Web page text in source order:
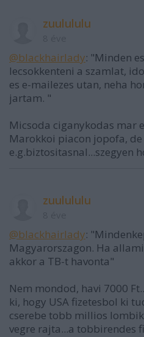
zuulululu
@blackhairlady: "Minden
lecsokkenteni a szamlat,
es e-mailezes utan, neha
jartam. "
Micsoda ciganykodas mar
Marokkoi piacon jopofa, de
e.g.biztositasnal...szegyen
zuulululu
@blackhairlady:
Magyarorszagon. Ha
akkor a TB-t havonta"
Nem mondod, havi 7000
ki, hogy USA fizetesbol ki
cserebe tobb millios
vegre rajta...a tobbirendes